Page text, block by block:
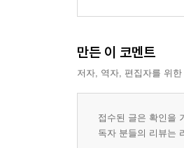
만든 이 코멘트
저자, 역자, 편집자를 위
접수된 글은 확인을
독자 분들의 리뷰는